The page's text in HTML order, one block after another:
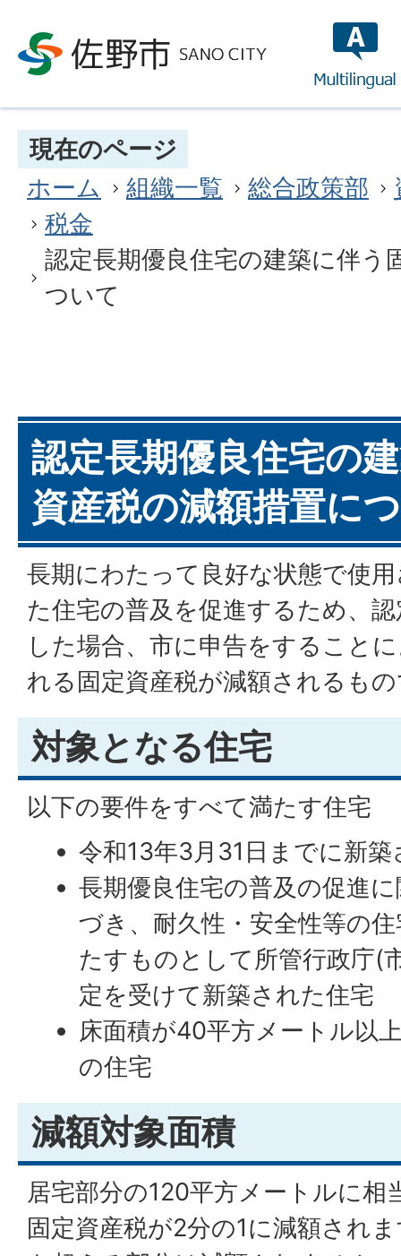
現在のページ
ホーム
組織一覧 総合政策部
税金
認定長期優良住宅の建築に伴う
ついて
認定長期優良住宅の
資産税の減額措置に
長期にわたって良好な状態で使
た住宅の普及を促進するため、
した場合、市に申告をすること
れる固定資産税が減額されるも
対象となる住宅
以下の要件をすべて満たす住宅
令和13年3月31日までに新築
長期優良住宅の普及の促進
づき、耐久性・安全性等の
たすものとして所管行政庁(
定を受けて新築された住宅
床面積が40平方メートル以
の住宅
減額対象面積
居宅部分の120平方メートルに相
固定資産税が2分の1に減額され